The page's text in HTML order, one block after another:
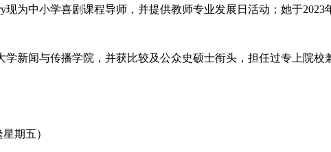
现为中小学喜剧课程导师，并提供教师专业发展日活动；她于2023
学新闻与传播学院，并获比较及公众史硕士衔头，担任过专上院
期五）